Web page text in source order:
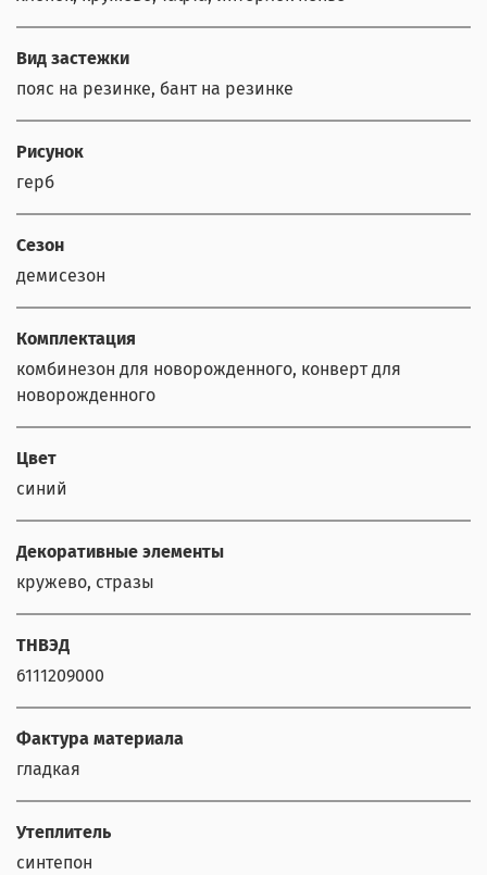
Вид застежки
пояс на резинке, бант на резинке
Рисунок
герб
Сезон
демисезон
Комплектация
комбинезон для новорожденного, конверт для
новорожденного
Цвет
синий
Декоративные элементы
кружево, стразы
ТНВЭД
6111209000
Фактура материала
гладкая
Утеплитель
синтепон